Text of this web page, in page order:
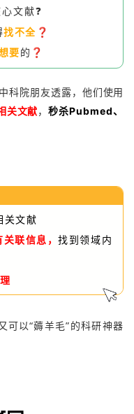
心文献❓
找不全 ❓
要的❓
科院朋友透露，他们使用
关文献，秒杀Pubmed、
关文献
关联信息，找到领域内
可以“薅羊毛”的科研神器